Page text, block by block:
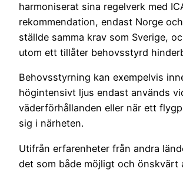
harmoniserat sina regelverk med
rekommendation, endast Norge
ställde samma krav som Sverige,
utom ett tillåter behovsstyrd
Behovsstyrning kan exempelvis
högintensivt ljus endast används
väderförhållanden eller när ett
sig i närheten.
Utifrån erfarenheter från andra
det som både möjligt och önskvärt